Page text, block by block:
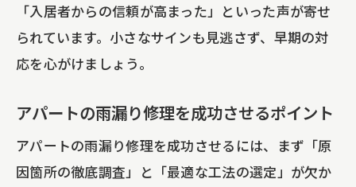
「入居者からの信頼が高まった」といった声が寄せ
られています。小さなサインも見逃さず、早期の対
応を心がけましょう。
アパートの雨漏り修理を成功させるポイント
アパートの雨漏り修理を成功させるには、まず「原
因箇所の徹底調査」と「最適な工法の選定」が欠か